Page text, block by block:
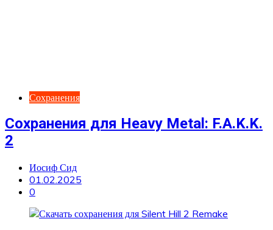
Сохранения
Сохранения для Heavy Metal: F.A.K.K.
2
Иосиф Сид
01.02.2025
0